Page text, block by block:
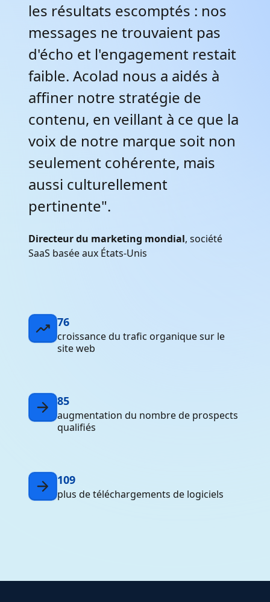
les résultats escomptés : nos
messages ne trouvaient pas
d'écho et l'engagement restait
faible. Acolad nous a aidés à
affiner notre stratégie de
contenu, en veillant à ce que la
voix de notre marque soit non
seulement cohérente, mais
aussi culturellement
pertinente".
Directeur du marketing mondial, société
SaaS basée aux États-Unis
76
croissance du trafic organique sur le
site web
85
augmentation du nombre de prospects
qualifiés
109
plus de téléchargements de logiciels